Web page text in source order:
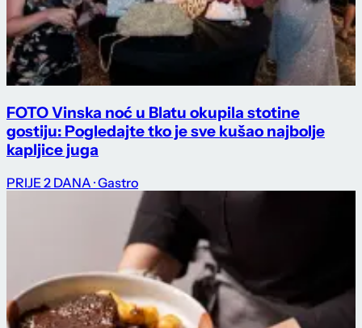
FOTO Vinska noć u Blatu okupila stotine
gostiju: Pogledajte tko je sve kušao najbolje
kapljice juga
PRIJE 2 DANA · Gastro